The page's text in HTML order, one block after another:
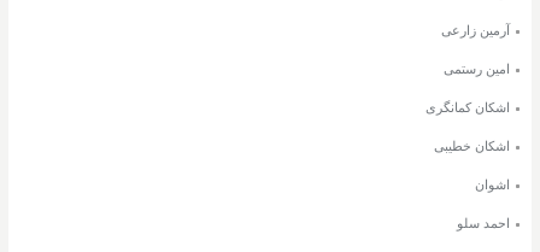
آرمین زارعی
امین رستمی
اشکان کمانگری
اشکان خطیبی
اشوان
احمد سلو